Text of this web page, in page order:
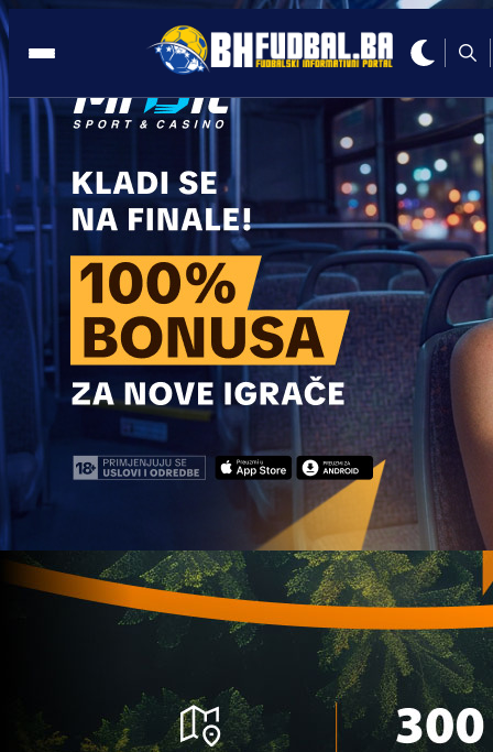
STANIŠ
15:46, 30.10.2023
Ženska juniorska selekcija BiH
se u Ligu A
Autor:
BHFudbal.ba